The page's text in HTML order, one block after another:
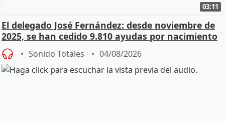
03:11
El delegado José Fernández: desde noviembre de
2025, se han cedido 9.810 ayudas por nacimiento
Sonido Totales 04/08/2026